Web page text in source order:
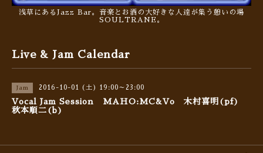
浅草にあるJazz Bar。音楽とお酒の大好きな人達が集う憩いの場
SOULTRANE。
Live & Jam Calendar
Jam 2016-10-01 (土) 19:00～23:00
Vocal Jam Session MAHO:MC&Vo 木村喜明(pf)
秋本順二(b)